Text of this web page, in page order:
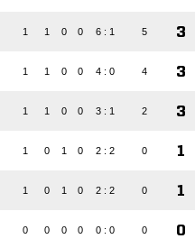
1 1 0 0 6 : 1 5 3
1 1 0 0 4 : 0 4 3
1 1 0 0 3 : 1 2 3
1 0 1 0 2 : 2 0 1
1 0 1 0 2 : 2 0 1
0 0 0 0 0 : 0 0 0